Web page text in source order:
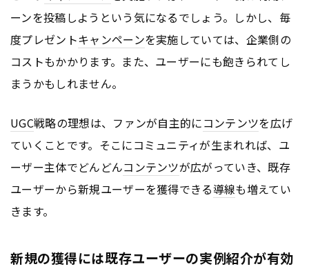
ーンを投稿しようという気になるでしょう。しかし、毎
度プレゼントキャンペーンを実施していては、企業側の
コストもかかります。また、ユーザーにも飽きられてし
まうかもしれません。
UGC戦略の理想は、ファンが自主的にコンテンツを広げ
ていくことです。そこにコミュニティが生まれれば、ユ
ーザー主体でどんどんコンテンツが広がっていき、既存
ユーザーから新規ユーザーを獲得できる導線も増えてい
きます。
新規の獲得には既存ユーザーの実例紹介が有効